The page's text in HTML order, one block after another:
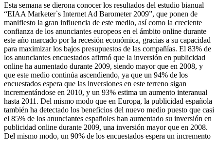
Esta semana se dierona conocer los resultados del estudio bianual
“EIAA Marketer`s Internet Ad Barometer 2009”, que ponen de
manifiesto la gran influencia de este medio, así como la creciente
confianza de los anunciantes europeos en el ámbito online durante
este año marcado por la recesión económica, gracias a su capacidad
para maximizar los bajos presupuestos de las compañías. El 83% de
los anunciantes encuestados afirmó que la inversión en publicidad
online ha aumentado durante 2009, siendo mayor que en 2008, y
que este medio continúa ascendiendo, ya que un 94% de los
encuestados espera que las inversiones en este terreno sigan
incrementándose en 2010, y un 93% estima un aumento interanual
hasta 2011. Del mismo modo que en Europa, la publicidad española
también ha detectado los beneficios del nuevo medio puesto que casi
el 85% de los anunciantes españoles han aumentado su inversión en
publicidad online durante 2009, una inversión mayor que en 2008.
Del mismo modo, un 90% de los encuestados espera un incremento